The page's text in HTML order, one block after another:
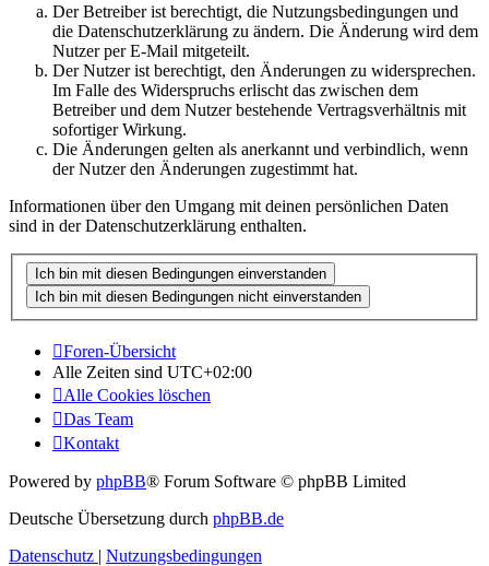
Der Betreiber ist berechtigt, die Nutzungsbedingungen und
die Datenschutzerklärung zu ändern. Die Änderung wird dem
Nutzer per E-Mail mitgeteilt.
Der Nutzer ist berechtigt, den Änderungen zu widersprechen.
Im Falle des Widerspruchs erlischt das zwischen dem
Betreiber und dem Nutzer bestehende Vertragsverhältnis mit
sofortiger Wirkung.
Die Änderungen gelten als anerkannt und verbindlich, wenn
der Nutzer den Änderungen zugestimmt hat.
Informationen über den Umgang mit deinen persönlichen Daten
sind in der Datenschutzerklärung enthalten.
Foren-Übersicht
Alle Zeiten sind UTC+02:00
Alle Cookies löschen
Das Team
Kontakt
Powered by phpBB® Forum Software © phpBB Limited
Deutsche Übersetzung durch phpBB.de
Datenschutz | Nutzungsbedingungen